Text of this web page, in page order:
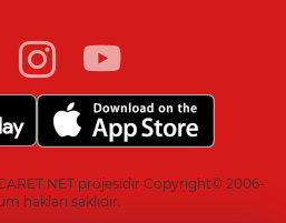
projesidir Copyright© 2006-
hakları saklıdır.